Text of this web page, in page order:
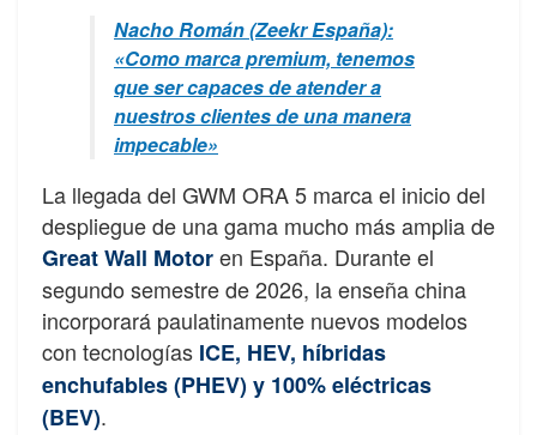
Nacho Román (Zeekr España):
«Como marca premium, tenemos
que ser capaces de atender a
nuestros clientes de una manera
impecable»
La llegada del GWM ORA 5 marca el inicio del
despliegue de una gama mucho más amplia de
Great Wall Motoren España. Durante el
segundo semestre de 2026, la enseña china
incorporará paulatinamente nuevos modelos
con tecnologías ICE, HEV, híbridas
enchufables (PHEV) y 100% eléctricas
(BEV).